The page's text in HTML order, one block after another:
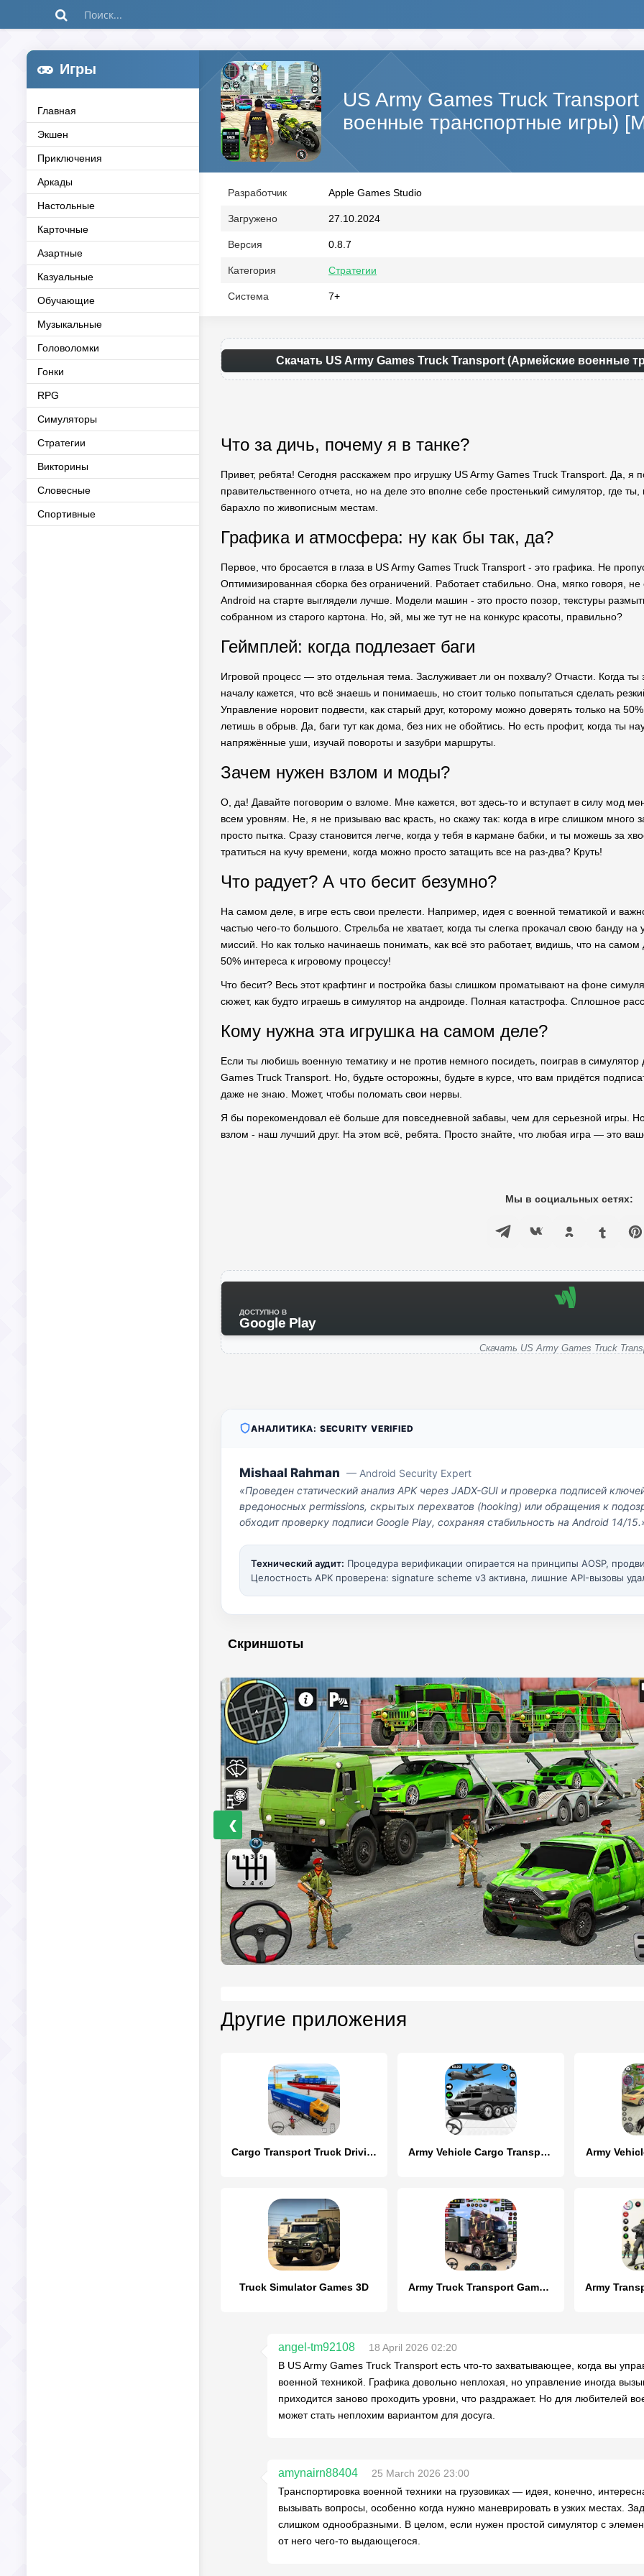
Игры
Главная
Экшен
Приключения
Аркады
Настольные
Карточные
Азартные
Казуальные
Обучающие
Музыкальные
Головоломки
Гонки
RPG
Симуляторы
Стратегии
Викторины
Словесные
Спортивные
US Army Games Truck
военные транспортные игры)
Разработчик Apple Games Studio
Загружено 27.10.2024
Версия 0.8.7
Категория Стратегии
Система 7+
Скачать US Army Games Truck Transport (Армейские военные
Что за дичь, почему я в танке?
Привет, ребята! Сегодня расскажем про игрушку US Army Games Truck Transport. Да, я
правительственного отчета, но на деле это вполне себе простенький симулятор, где ты,
барахло по живописным местам.
Графика и атмосфера: ну как бы так, да?
Первое, что бросается в глаза в US Army Games Truck Transport - это графика. Не
Оптимизированная сборка без ограничений. Работает стабильно. Она, мягко говоря,
Android на старте выглядели лучше. Модели машин - это просто позор, текстуры
собранном из старого картона. Но, эй, мы же тут не на конкурс красоты, правильно?
Геймплей: когда подлезает баги
Игровой процесс — это отдельная тема. Заслуживает ли он похвалу? Отчасти. Когда
началу кажется, что всё знаешь и понимаешь, но стоит только попытаться сделать
Управление норовит подвести, как старый друг, которому можно доверять только на
летишь в обрыв. Да, баги тут как дома, без них не обойтись. Но есть профит, когда ты
напряжённые уши, изучай повороты и зазубри маршруты.
Зачем нужен взлом и моды?
О, да! Давайте поговорим о взломе. Мне кажется, вот здесь-то и вступает в силу мод
всем уровням. Не, я не призываю вас красть, но скажу так: когда в игре слишком много
просто пытка. Сразу становится легче, когда у тебя в кармане бабки, и ты можешь за
тратиться на кучу времени, когда можно просто затащить все на раз-два? Круть!
Что радует? А что бесит безумно?
На самом деле, в игре есть свои прелести. Например, идея с военной тематикой и
частью чего-то большого. Стрельба не хватает, когда ты слегка прокачал свою банду
миссий. Но как только начинаешь понимать, как всё это работает, видишь, что на
50% интереса к игровому процессу!
Что бесит? Весь этот крафтинг и постройка базы слишком проматывают на фоне
сюжет, как будто играешь в симулятор на андроиде. Полная катастрофа. Сплошное
Кому нужна эта игрушка на самом деле?
Если ты любишь военную тематику и не против немного посидеть, поиграв в
Games Truck Transport. Но, будьте осторожны, будьте в курсе, что вам придётся
даже не знаю. Может, чтобы поломать свои нервы.
Я бы порекомендовал её больше для повседневной забавы, чем для серьезной игры.
взлом - наш лучший друг. На этом всё, ребята. Просто знайте, что любая игра — это
Мы в социальных сетях:
ДОСТУПНО В
Google Play
Скачать US Army Games Truck
АНАЛИТИКА: SECURITY VERIFIED
Mishaal Rahman — Android Security Expert
«Проведен статический анализ APK через JADX-GUI и проверка подписей
вредоносных permissions, скрытых перехватов (hooking) или обращения к
обходит проверку подписи Google Play, сохраняя стабильность на Android 14/
Технический аудит: Процедура верификации опирается на принципы AOSP,
Целостность APK проверена: signature scheme v3 активна, лишние API-вызовы
Скриншоты
❮
Другие приложения
Cargo Transport Truck Driving Army Vehicle Cargo Transport Army
Truck Simulator Games 3D Army Truck Transport Game 2023
angel-tm92108
18 April 2026 02:20
В US Army Games Truck Transport есть что-то захватывающее, когда вы
военной техникой. Графика довольно неплохая, но управление иногда
приходится заново проходить уровни, что раздражает. Но для любителей
может стать неплохим вариантом для досуга.
amynairn88404
25 March 2026 23:00
Транспортировка военной техники на грузовиках — идея, конечно,
вызывать вопросы, особенно когда нужно маневрировать в узких местах.
слишком однообразными. В целом, если нужен простой симулятор с
от него чего-то выдающегося.